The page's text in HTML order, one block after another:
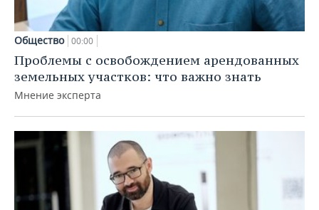
Общество 00:00
Проблемы с освобождением арендованных
земельных участков: что важно знать
Мнение эксперта